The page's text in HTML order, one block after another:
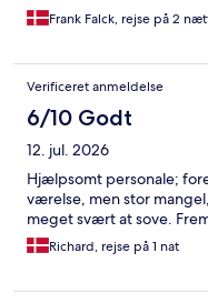
Frank Falck, rejse på 2
Verificeret anmeldelse
6/10 Godt
12. jul. 2026
Hjælpsomt personale;
værelse, men stor
meget svært at sove.
Richard, rejse på 1 nat